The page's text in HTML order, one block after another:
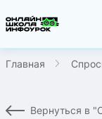
Главная
Вернуться в